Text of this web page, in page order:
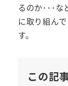
るのか･･･な
に取り組ん
す。
この記